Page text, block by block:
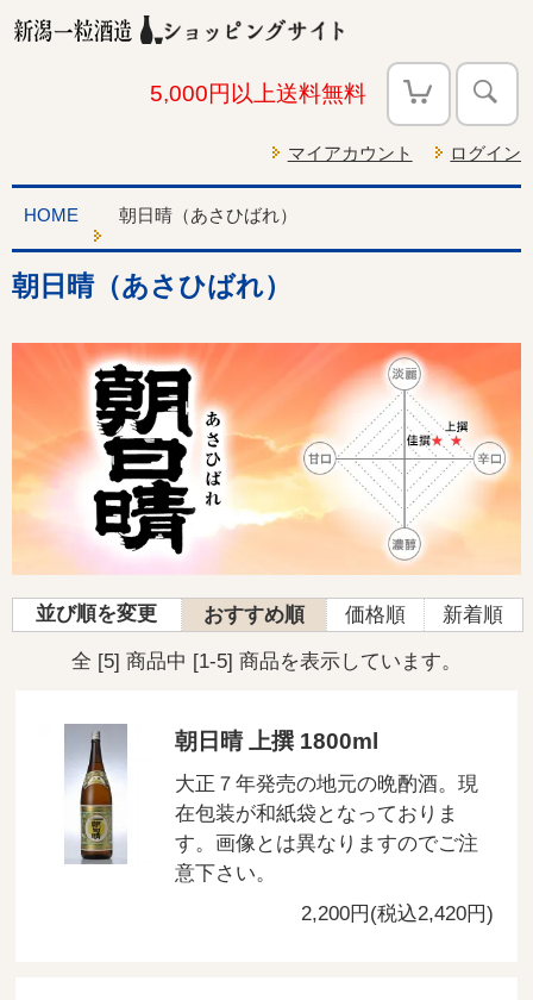
5,000円以上送料無料
マイアカウント ログイン
HOME 朝日晴（あさひばれ）
朝日晴（あさひばれ）
並び順を変更 おすすめ順 価格順 新着順
全 [5] 商品中 [1-5] 商品を表示しています。
朝日晴 上撰 1800ml
大正７年発売の地元の晩酌酒。現
在包装が和紙袋となっておりま
す。画像とは異なりますのでご注
意下さい。
2,200円(税込2,420円)